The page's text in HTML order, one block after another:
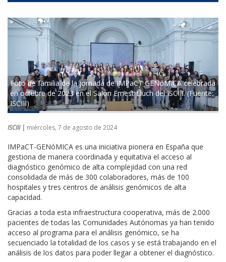
Foto de familia de la jornada de IMPaCT GENóMICA celebrada
en octubre de 2023 en el Salón Ernest Lluch del ISCIII. (Fuente:
ISCIII)
ISCIII | miércoles, 7 de agosto de 2024
IMPaCT-GENóMICA es una iniciativa pionera en España que
gestiona de manera coordinada y equitativa el acceso al
diagnóstico genómico de alta complejidad con una red
consolidada de más de 300 colaboradores, más de 100
hospitales y tres centros de análisis genómicos de alta
capacidad.
Gracias a toda esta infraestructura cooperativa, más de 2.000
pacientes de todas las Comunidades Autónomas ya han tenido
acceso al programa para el análisis genómico, se ha
secuenciado la totalidad de los casos y se está trabajando en el
análisis de los datos para poder llegar a obtener el diagnóstico.